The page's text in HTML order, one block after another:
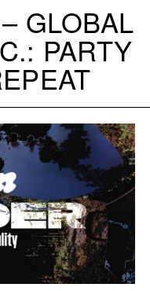
GLOBAL
PARTY